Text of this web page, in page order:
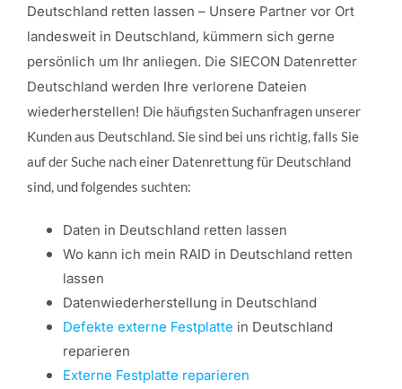
Deutschland retten lassen – Unsere Partner vor Ort
landesweit in Deutschland, kümmern sich gerne
persönlich um Ihr anliegen. Die SIECON Datenretter
Deutschland werden Ihre verlorene Dateien
wiederherstellen! Die häufigsten Suchanfragen unserer
Kunden aus Deutschland. Sie sind bei uns richtig, falls Sie
auf der Suche nach einer Datenrettung für Deutschland
sind, und folgendes suchten:
Daten in Deutschland retten lassen
Wo kann ich mein RAID in Deutschland retten
lassen
Datenwiederherstellung in Deutschland
Defekte externe Festplatte in Deutschland
reparieren
Externe Festplatte reparieren